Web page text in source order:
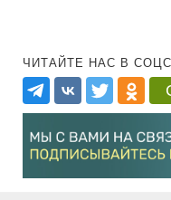
ЧИТАЙТЕ НАС В